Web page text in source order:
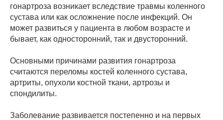
гонартроза возникает вследствие травмы коленного
сустава или как осложнение после инфекций. Он
может развиться у пациента в любом возрасте и
бывает, как односторонний, так и двусторонний.
Основными причинами развития гонартроза
считаются переломы костей коленного сустава,
артриты, опухоли костной ткани, артрозы и
спондилиты.
Заболевание развивается постепенно и на первых